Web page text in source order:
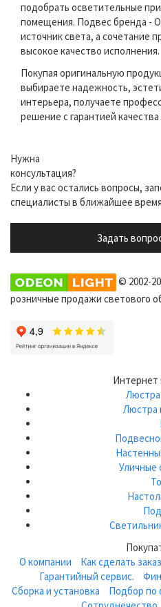
подобрать осветительные
помещения. Подвес бренда -
источник света, а сочетание
высокое качество исполнения.
Покупая оригинальную
выбираете надежность,
интерьера, получаете
решение с гарантией
Нужна
консультация?
Если у вас остались вопросы,
специалисты в ближайшее
Задать
© 2002-
розничные продажи светового
Интернет
Люстра
Уличные
О компании
Как сделать заказ
Гарантийный сервис.
Сборка и установка
Подбор по